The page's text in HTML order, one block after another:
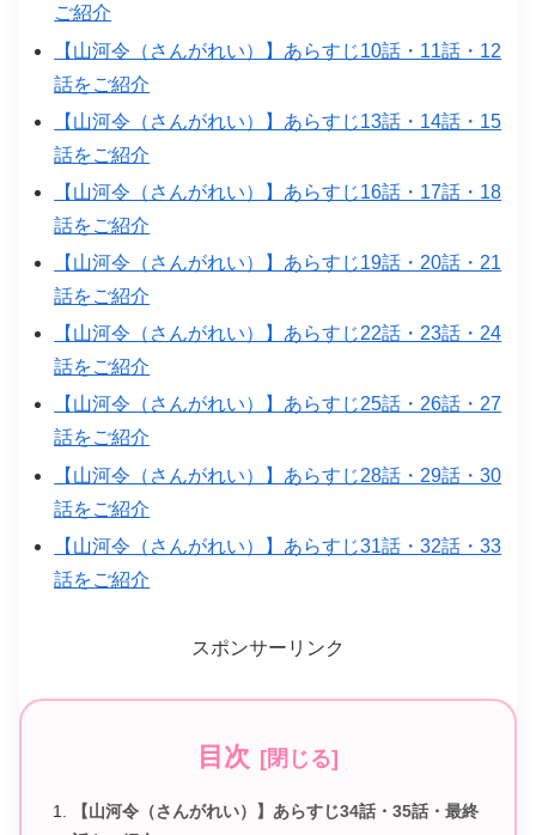
ご紹介
【山河令（さんがれい）】あらすじ10話・11話・12
話をご紹介
【山河令（さんがれい）】あらすじ13話・14話・15
話をご紹介
【山河令（さんがれい）】あらすじ16話・17話・18
話をご紹介
【山河令（さんがれい）】あらすじ19話・20話・21
話をご紹介
【山河令（さんがれい）】あらすじ22話・23話・24
話をご紹介
【山河令（さんがれい）】あらすじ25話・26話・27
話をご紹介
【山河令（さんがれい）】あらすじ28話・29話・30
話をご紹介
【山河令（さんがれい）】あらすじ31話・32話・33
話をご紹介
スポンサーリンク
目次
【山河令（さんがれい）】あらすじ34話・35話・最終